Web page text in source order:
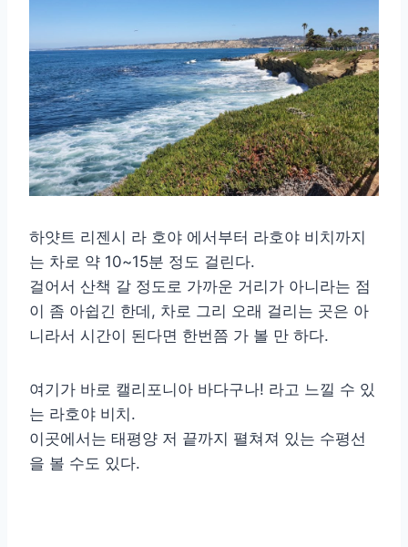
하얏트 리젠시 라 호야 에서부터 라호야 비치까지
는 차로 약 10~15분 정도 걸린다.
걸어서 산책 갈 정도로 가까운 거리가 아니라는 점
이 좀 아쉽긴 한데, 차로 그리 오래 걸리는 곳은 아
니라서 시간이 된다면 한번쯤 가 볼 만 하다.
여기가 바로 캘리포니아 바다구나! 라고 느낄 수 있
는 라호야 비치.
이곳에서는 태평양 저 끝까지 펼쳐져 있는 수평선
을 볼 수도 있다.